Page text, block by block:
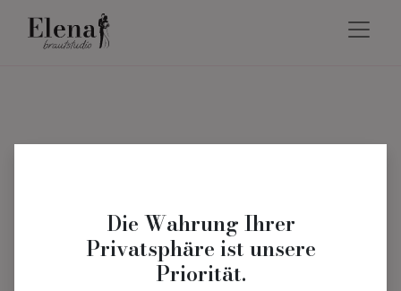
Die Wahrung Ihrer
Privatsphäre ist unsere
Priorität.